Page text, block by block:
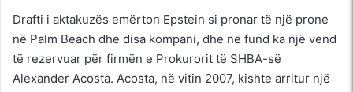
Drafti i aktakuzës emërton Epstein si pronar të një prone
në Palm Beach dhe disa kompani, dhe në fund ka një vend
të rezervuar për firmën e Prokurorit të SHBA-së
Alexander Acosta. Acosta, në vitin 2007, kishte arritur një